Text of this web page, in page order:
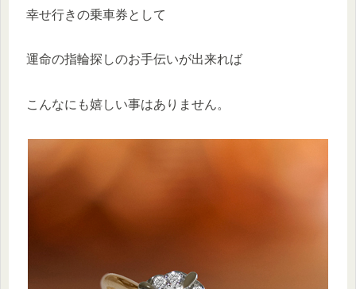
幸せ行きの乗車券として
運命の指輪探しのお手伝いが出来れば
こんなにも嬉しい事はありません。